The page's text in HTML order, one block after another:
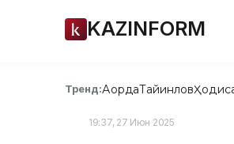
KAZINFORM
Тренд:АқордаТайинлов
19:37, 27 Июн 2025